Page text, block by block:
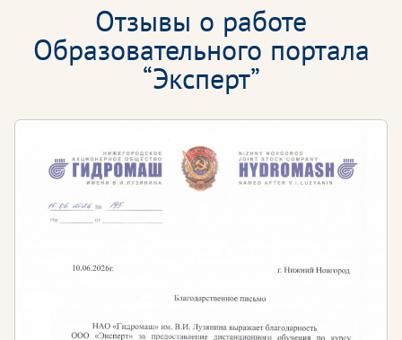
Отзывы о работе
Образовательного портала
“Эксперт”